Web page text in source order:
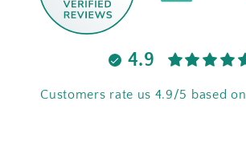
4.9
Customers rate us 4.9/5 based